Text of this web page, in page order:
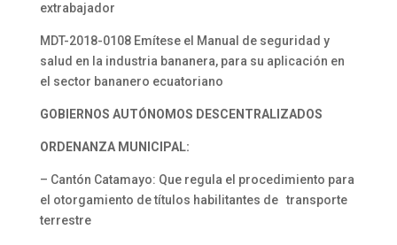
extrabajador
MDT-2018-0108 Emítese el Manual de seguridad y
salud en la industria bananera, para su aplicación en
el sector bananero ecuatoriano
GOBIERNOS AUTÓNOMOS DESCENTRALIZADOS
ORDENANZA MUNICIPAL:
– Cantón Catamayo: Que regula el procedimiento para
el otorgamiento de títulos habilitantes de transporte
terrestre